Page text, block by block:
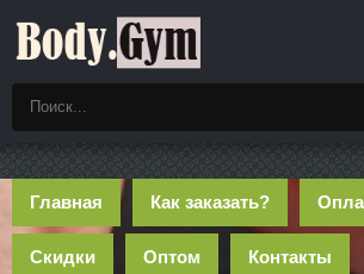
Главная Как заказать?
Скидки Оптом Контакты